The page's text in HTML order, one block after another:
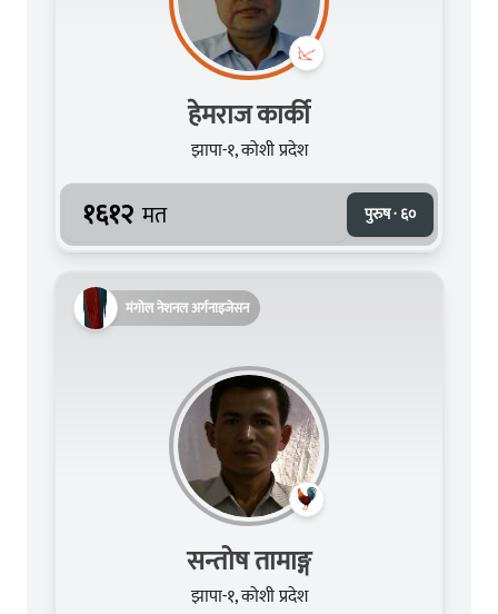
हेमराज कार्की
झापा-१, कोशी प्रदेश
१६१२ मत पुरुष · ६०
मंगोल नेशनल अर्गनाइजेसन
सन्तोष तामाङ्ग
झापा-१, कोशी प्रदेश